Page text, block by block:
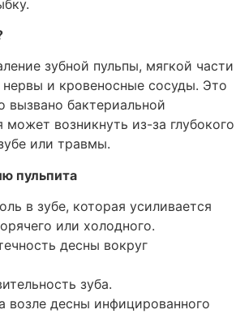
зубной пульпы, мягкой части
нервы и кровеносные сосуды. Это
вызвано бактериальной
может возникнуть из-за глубокого
или травмы.
пульпита
в зубе, которая усиливается
или холодного.
десны вокруг
зуба.
возле десны инфицированного